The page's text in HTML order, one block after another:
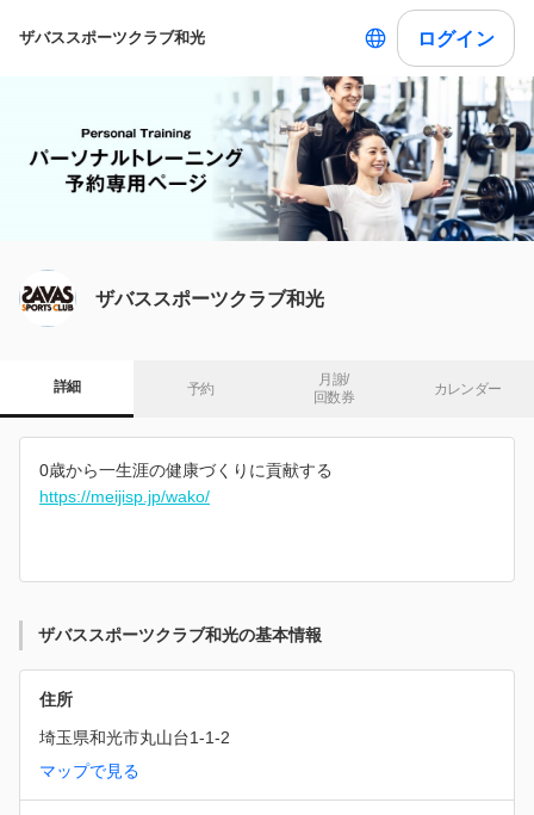
ザバススポーツクラブ和光 ログイン
ザバススポーツクラブ和光
詳細 予約
月謝/
回数券
カレンダー
0歳から一生涯の健康づくりに貢献する
https://meijisp.jp/wako/
ザバススポーツクラブ和光の基本情報
住所
埼玉県和光市丸山台1-1-2
マップで見る